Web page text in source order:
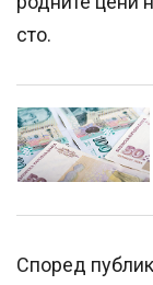
сто.
Според